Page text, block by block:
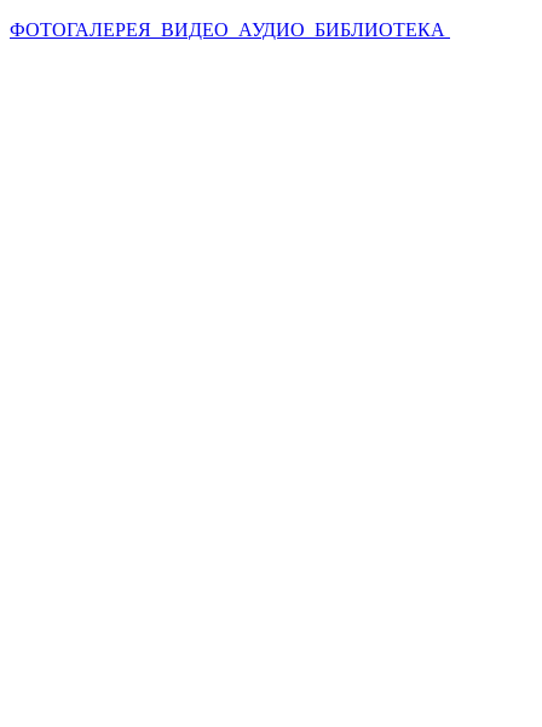
ФОТОГАЛЕРЕЯ ВИДЕО АУДИО БИБЛИОТЕКА